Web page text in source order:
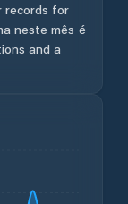
records for
neste mês é
and a